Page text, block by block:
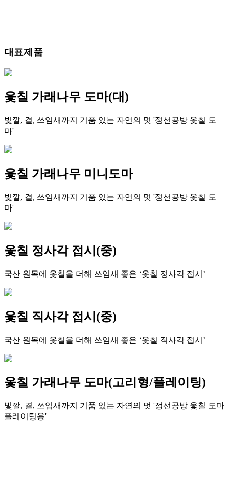
대표제품
옻칠 가래나무 도마(대)
빛깔, 결, 쓰임새까지 기품 있는 자연의 멋 '정선공방 옻칠 도
마'
옻칠 가래나무 미니도마
빛깔, 결, 쓰임새까지 기품 있는 자연의 멋 '정선공방 옻칠 도
마'
옻칠 정사각 접시(중)
국산 원목에 옻칠을 더해 쓰임새 좋은 ‘옻칠 정사각 접시’
옻칠 직사각 접시(중)
국산 원목에 옻칠을 더해 쓰임새 좋은 ‘옻칠 직사각 접시’
옻칠 가래나무 도마(고리형/플레이팅)
빛깔, 결, 쓰임새까지 기품 있는 자연의 멋 '정선공방 옻칠 도마
플레이팅용'